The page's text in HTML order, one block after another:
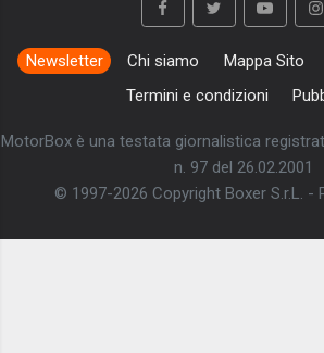
Newsletter Chi siamo Mappa Sito
Termini e condizioni
MotorBox è una testata giornalistica
n. 97 del 26.02.2001
© 1997-2026 Copyright Boxer S.r.L. -